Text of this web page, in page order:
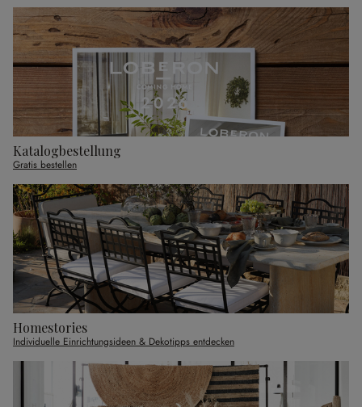
Katalogbestellung
Gratis bestellen
Homestories
Individuelle Einrichtungsideen & Dekotipps entdecken